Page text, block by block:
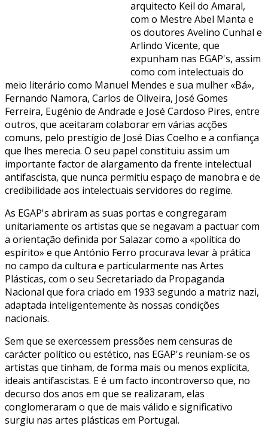
arquitecto Keil do Amaral,
com o Mestre Abel Manta e
os doutores Avelino Cunhal e
Arlindo Vicente, que
expunham nas EGAP's, assim
como com intelectuais do
meio literário como Manuel Mendes e sua mulher «Bá»,
Fernando Namora, Carlos de Oliveira, José Gomes
Ferreira, Eugénio de Andrade e José Cardoso Pires, entre
outros, que aceitaram colaborar em várias acções
comuns, pelo prestígio de José Dias Coelho e a confiança
que lhes merecia. O seu papel constituiu assim um
importante factor de alargamento da frente intelectual
antifascista, que nunca permitiu espaço de manobra e de
credibilidade aos intelectuais servidores do regime.
As EGAP's abriram as suas portas e congregaram
unitariamente os artistas que se negavam a pactuar com
a orientação definida por Salazar como a «política do
espírito» e que António Ferro procurava levar à prática
no campo da cultura e particularmente nas Artes
Plásticas, com o seu Secretariado da Propaganda
Nacional que fora criado em 1933 segundo a matriz nazi,
adaptada inteligentemente às nossas condições
nacionais.
Sem que se exercessem pressões nem censuras de
carácter político ou estético, nas EGAP's reuniam-se os
artistas que tinham, de forma mais ou menos explícita,
ideais antifascistas. E é um facto incontroverso que, no
decurso dos anos em que se realizaram, elas
conglomeraram o que de mais válido e significativo
surgiu nas artes plásticas em Portugal.